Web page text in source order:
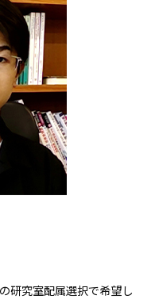
研究室配属選択で希望し